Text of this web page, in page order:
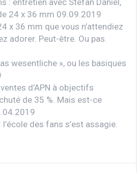
: entretien avec Stefan Daniel,
24 x 36 mm 09.09.2019
x 36 mm que vous n’attendiez
adorer. Peut-être. Ou pas.
wesentliche », ou les basiques
d’APN à objectifs
de 35 %. Mais est-ce
des fans s’est assagie.